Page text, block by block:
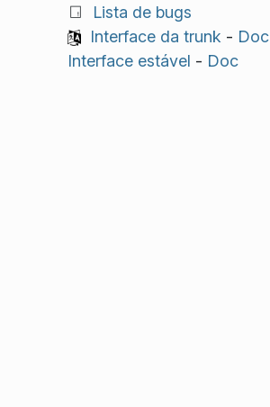
Lista de bugs
Interface da trunk - Doc|
Interface estável - Doc